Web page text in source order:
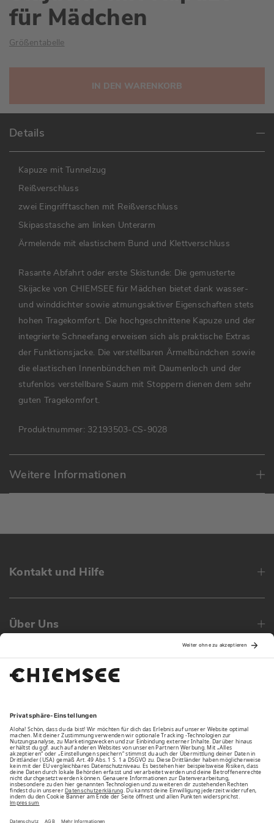
für Mädchen
Größentabelle
IN DEN WARENKORB
Details
Kapuze mit Tunnelzug
Reißverschluss
zwei Eingrifftaschen mit Reißverschluss
Skipasstasche am linken Unterarm
Ärmelende mit elastischem Bund und Klettverschluss
Rasante Abfahrt oder erste Skistunde: Die gemusterte
Skijacke von CHIEMSEE für Mädchen bietet dank wasser-
und winddichter sowie atmungsaktiver Eigenschaften stets
hohen Tragekomfort. Die hochgeschnittene Kapuze und der
integrierte Schneefang erweisen sich als praktische Extras
der Funktionsjacke. Die verstellbaren Ärmelbündchen sowie
die elastischen Innenbündchen mit Daumenloch und der
stufenlos verstellbare Saum mit Stoppern dienen dem sehr
guten Tragekomfort.
Produktnummer: 32193503-CS-9028
Weitere Informationen
Kontakt und Hilfe
Über Uns
Family
Unsere Vorteile
Unsere Partner